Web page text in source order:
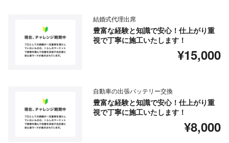
結婚式代理出席
豊富な経験と知識で安心！仕上がり重
視で丁寧に施工いたします！
¥15,000
自動車の出張バッテリー交換
豊富な経験と知識で安心！仕上がり重
視で丁寧に施工いたします！
¥8,000